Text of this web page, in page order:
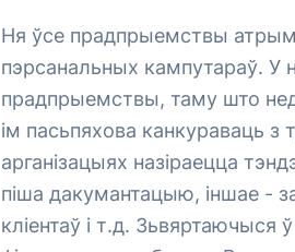
Ня ўсе прадпрыемствы
пэрсанальных кампутараў. У
прадпрыемствы, таму што
ім пасьпяхова канкураваць
арганізацыях назіраецца
піша дакумантацыю, іншае -
кліентаў і т.д.